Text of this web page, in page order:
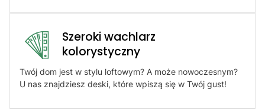
Szeroki wachlarz
kolorystyczny
Twój dom jest w stylu loftowym? A może nowoczesnym?
U nas znajdziesz deski, które wpiszą się w Twój gust!